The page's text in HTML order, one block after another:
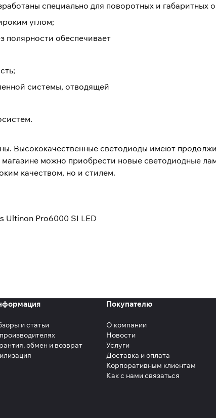
специально для поворотных и габаритных
углом;
полярности обеспечивает
системы, отводящей
Высококачественные светодиоды имеют
можно приобрести новые светодиодные
качеством, но и стилем.
Ultinon Pro6000 SI LED
и статьи
обмен и возврат
Покупателю
О компании
Новости
Услуги
Доставка и оплата
Корпоративным клиентам
Как с нами связаться